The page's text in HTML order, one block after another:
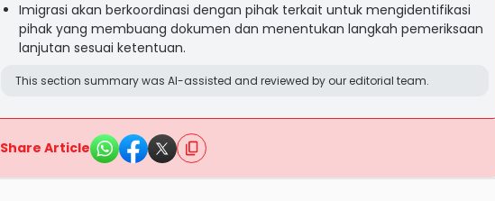
Imigrasi akan berkoordinasi dengan pihak terkait untuk mengidentifikasi
pihak yang membuang dokumen dan menentukan langkah pemeriksaan
lanjutan sesuai ketentuan.
This section summary was AI-assisted and reviewed by our editorial team.
Share Article